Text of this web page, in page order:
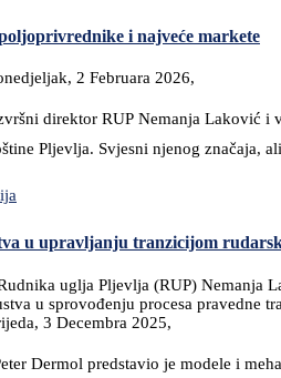
i najveće markete
2 Februara 2026,
direktor RUP Nemanja Laković i
Pljevlja. Svjesni njenog značaja,
u upravljanju tranzicijom
uglja Pljevlja (RUP) Nemanja
u sprovođenju procesa pravedne
3 Decembra 2025,
Dermol predstavio je modele i